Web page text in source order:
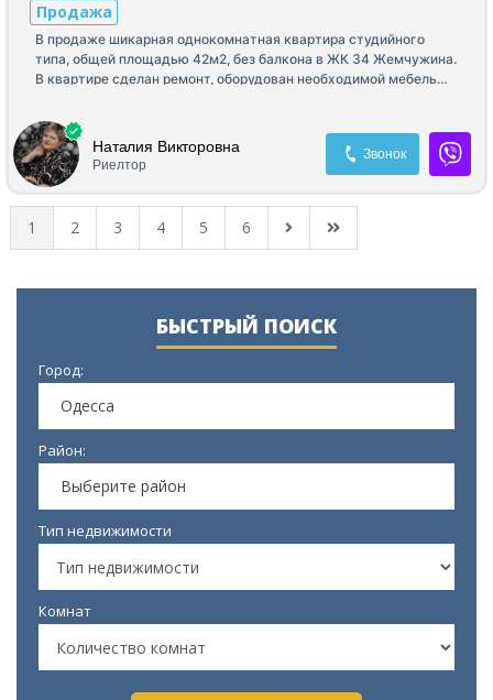
Продажа
В продаже шикарная однокомнатная квартира студийного
типа, общей площадью 42м2, без балкона в ЖК 34 Жемчужина.
В квартире сделан ремонт, оборудован необходимой мебелью
Наталия Викторовна
Риелтор
Звонок
1 2 3 4 5 6
БЫСТРЫЙ ПОИСК
Город:
Одесса
Район:
Выберите район
Тип недвижимости
Комнат